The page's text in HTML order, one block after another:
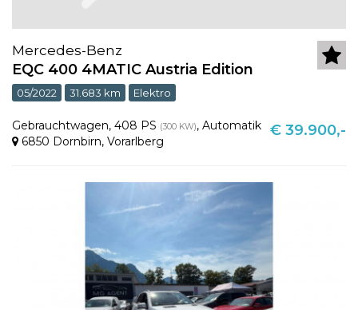
Mercedes-Benz
EQC 400 4MATIC Austria Edition
05/2022 31.683 km Elektro
Gebrauchtwagen, 408 PS (300 KW), Automatik
6850 Dornbirn, Vorarlberg
€ 39.900,-